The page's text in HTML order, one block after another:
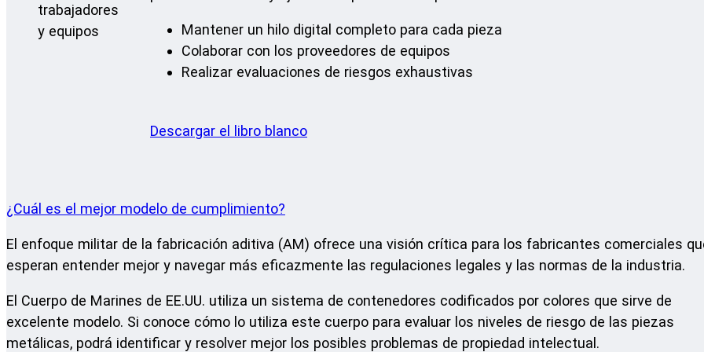
Mantener un hilo digital completo para cada pieza
Colaborar con los proveedores de equipos
Realizar evaluaciones de riesgos exhaustivas
Descargar el libro blanco
¿Cuál es el mejor modelo de cumplimiento?
El enfoque militar de la fabricación aditiva (AM) ofrece una visión crítica para los fabricantes comerciales
esperan entender mejor y navegar más eficazmente las regulaciones legales y las normas de la industria.
El Cuerpo de Marines de EE.UU. utiliza un sistema de contenedores codificados por colores que sirve de
excelente modelo. Si conoce cómo lo utiliza este cuerpo para evaluar los niveles de riesgo de las piezas
metálicas, podrá identificar y resolver mejor los posibles problemas de propiedad intelectual.